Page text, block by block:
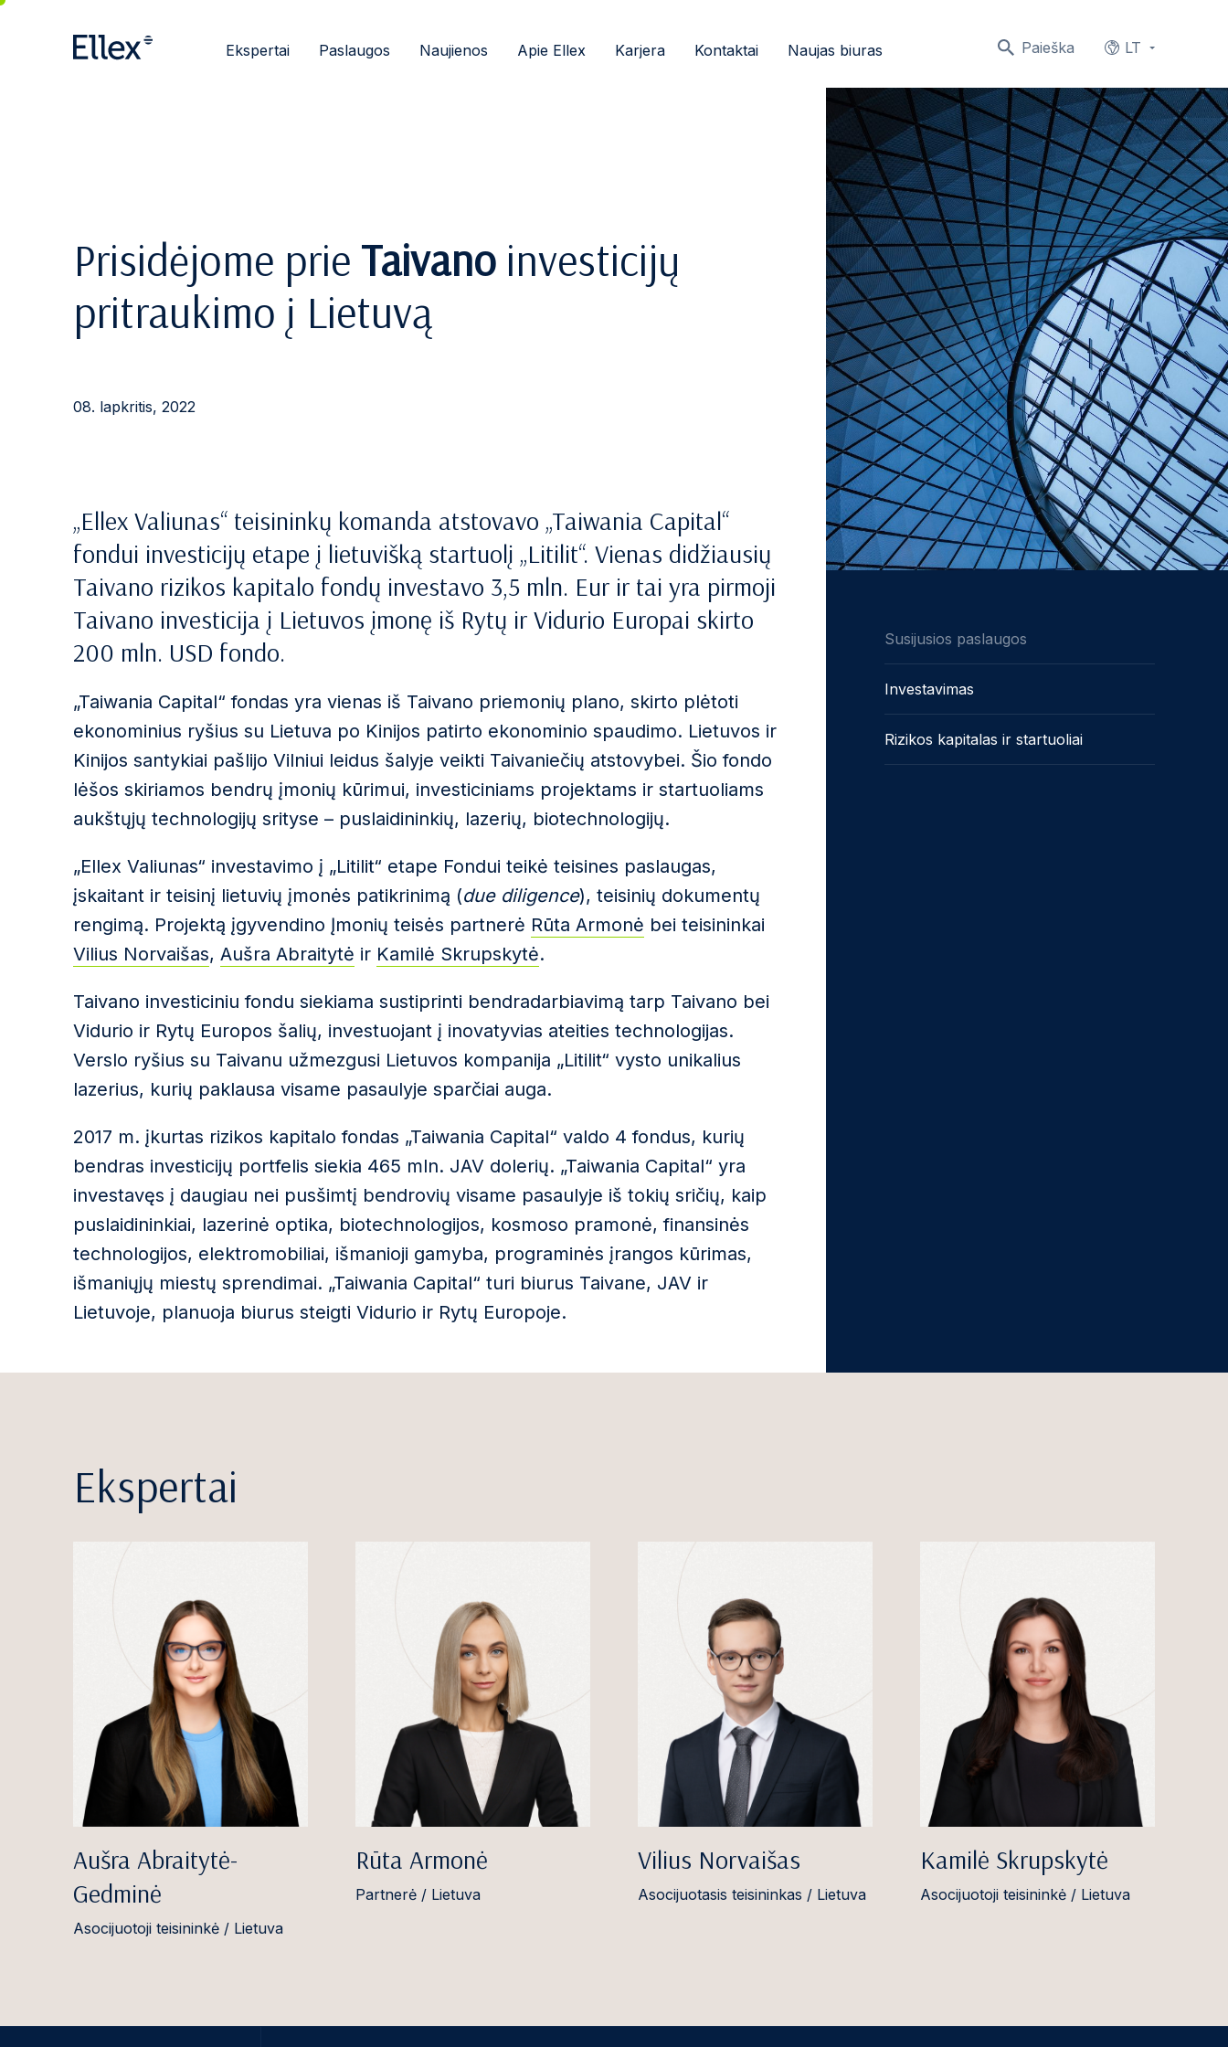
Paieška LT
Ekspertai Paslaugos Naujienos Apie Ellex Karjera Kontaktai Naujas biuras
Prisidėjome prie Taivano investicijų
pritraukimo į Lietuvą
08. lapkritis, 2022
„Ellex Valiunas“ teisininkų komanda atstovavo „Taiwania Capital“
fondui investicijų etape į lietuvišką startuolį „Litilit“. Vienas didžiausių
Taivano rizikos kapitalo fondų investavo 3,5 mln. Eur ir tai yra pirmoji
Taivano investicija į Lietuvos įmonę iš Rytų ir Vidurio Europai skirto
200 mln. USD fondo.
„Taiwania Capital“ fondas yra vienas iš Taivano priemonių plano, skirto plėtoti
ekonominius ryšius su Lietuva po Kinijos patirto ekonominio spaudimo. Lietuvos ir
Kinijos santykiai pašlijo Vilniui leidus šalyje veikti Taivaniečių atstovybei. Šio fondo
lėšos skiriamos bendrų įmonių kūrimui, investiciniams projektams ir startuoliams
aukštųjų technologijų srityse – puslaidininkių, lazerių, biotechnologijų.
„Ellex Valiunas“ investavimo į „Litilit“ etape Fondui teikė teisines paslaugas,
įskaitant ir teisinį lietuvių įmonės patikrinimą (due diligence), teisinių dokumentų
rengimą. Projektą įgyvendino Įmonių teisės partnerė Rūta Armonė bei teisininkai
Vilius Norvaišas, Aušra Abraitytė ir Kamilė Skrupskytė.
Taivano investiciniu fondu siekiama sustiprinti bendradarbiavimą tarp Taivano bei
Vidurio ir Rytų Europos šalių, investuojant į inovatyvias ateities technologijas.
Verslo ryšius su Taivanu užmezgusi Lietuvos kompanija „Litilit“ vysto unikalius
lazerius, kurių paklausa visame pasaulyje sparčiai auga.
2017 m. įkurtas rizikos kapitalo fondas „Taiwania Capital“ valdo 4 fondus, kurių
bendras investicijų portfelis siekia 465 mln. JAV dolerių. „Taiwania Capital“ yra
investavęs į daugiau nei pusšimtį bendrovių visame pasaulyje iš tokių sričių, kaip
puslaidininkiai, lazerinė optika, biotechnologijos, kosmoso pramonė, finansinės
technologijos, elektromobiliai, išmanioji gamyba, programinės įrangos kūrimas,
išmaniųjų miestų sprendimai. „Taiwania Capital“ turi biurus Taivane, JAV ir
Lietuvoje, planuoja biurus steigti Vidurio ir Rytų Europoje.
Susijusios paslaugos
Investavimas
Rizikos kapitalas ir startuoliai
Ekspertai
Aušra Abraitytė-
Gedminė
Asocijuotoji teisininkė / Lietuva
Rūta Armonė
Partnerė / Lietuva
Vilius Norvaišas
Asocijuotasis teisininkas / Lietuva
Kamilė Skrupskytė
Asocijuotoji teisininkė / Lietuva